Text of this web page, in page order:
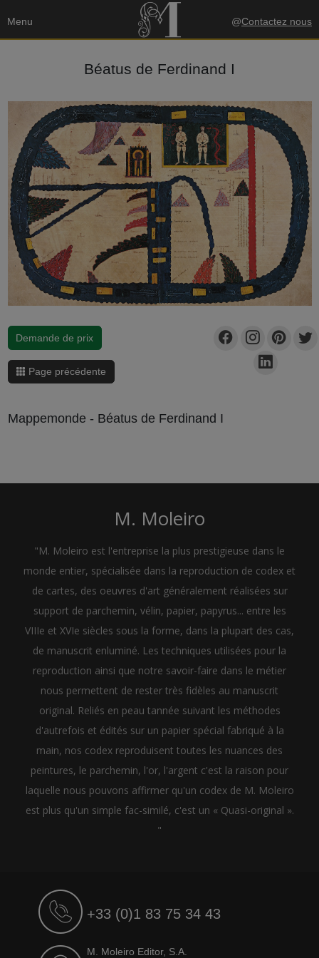
Menu @Contactez nous
Béatus de Ferdinand I
Demande de prix
Page précédente
Mappemonde - Béatus de Ferdinand I
M. Moleiro
"M. Moleiro est l'entreprise la plus prestigieuse dans le
monde entier, spécialisée dans la reproduction de codex et
de cartes, des oeuvres d'art généralement réalisées sur
support de parchemin, vélin, papier, papyrus... entre les
VIIIe et XVIe siècles sous la forme, dans la plupart des cas,
de manuscrit enluminé. Les techniques utilisées pour la
reproduction ainsi que notre savoir-faire dans le métier
nous permettent de rester très fidèles au manuscrit
original. Reliés en peau tannée suivant les méthodes
d'autrefois et édités sur un papier spécial fabriqué à la
main, nos codex reproduisent toutes les nuances des
peintures, le parchemin, l'or, l'argent c'est la raison pour
laquelle nous pouvons affirmer qu'un codex de M. Moleiro
est plus qu'un simple fac-similé, c'est un « Quasi-original ».
"
+33 (0)1 83 75 34 43
M. Moleiro Editor, S.A.